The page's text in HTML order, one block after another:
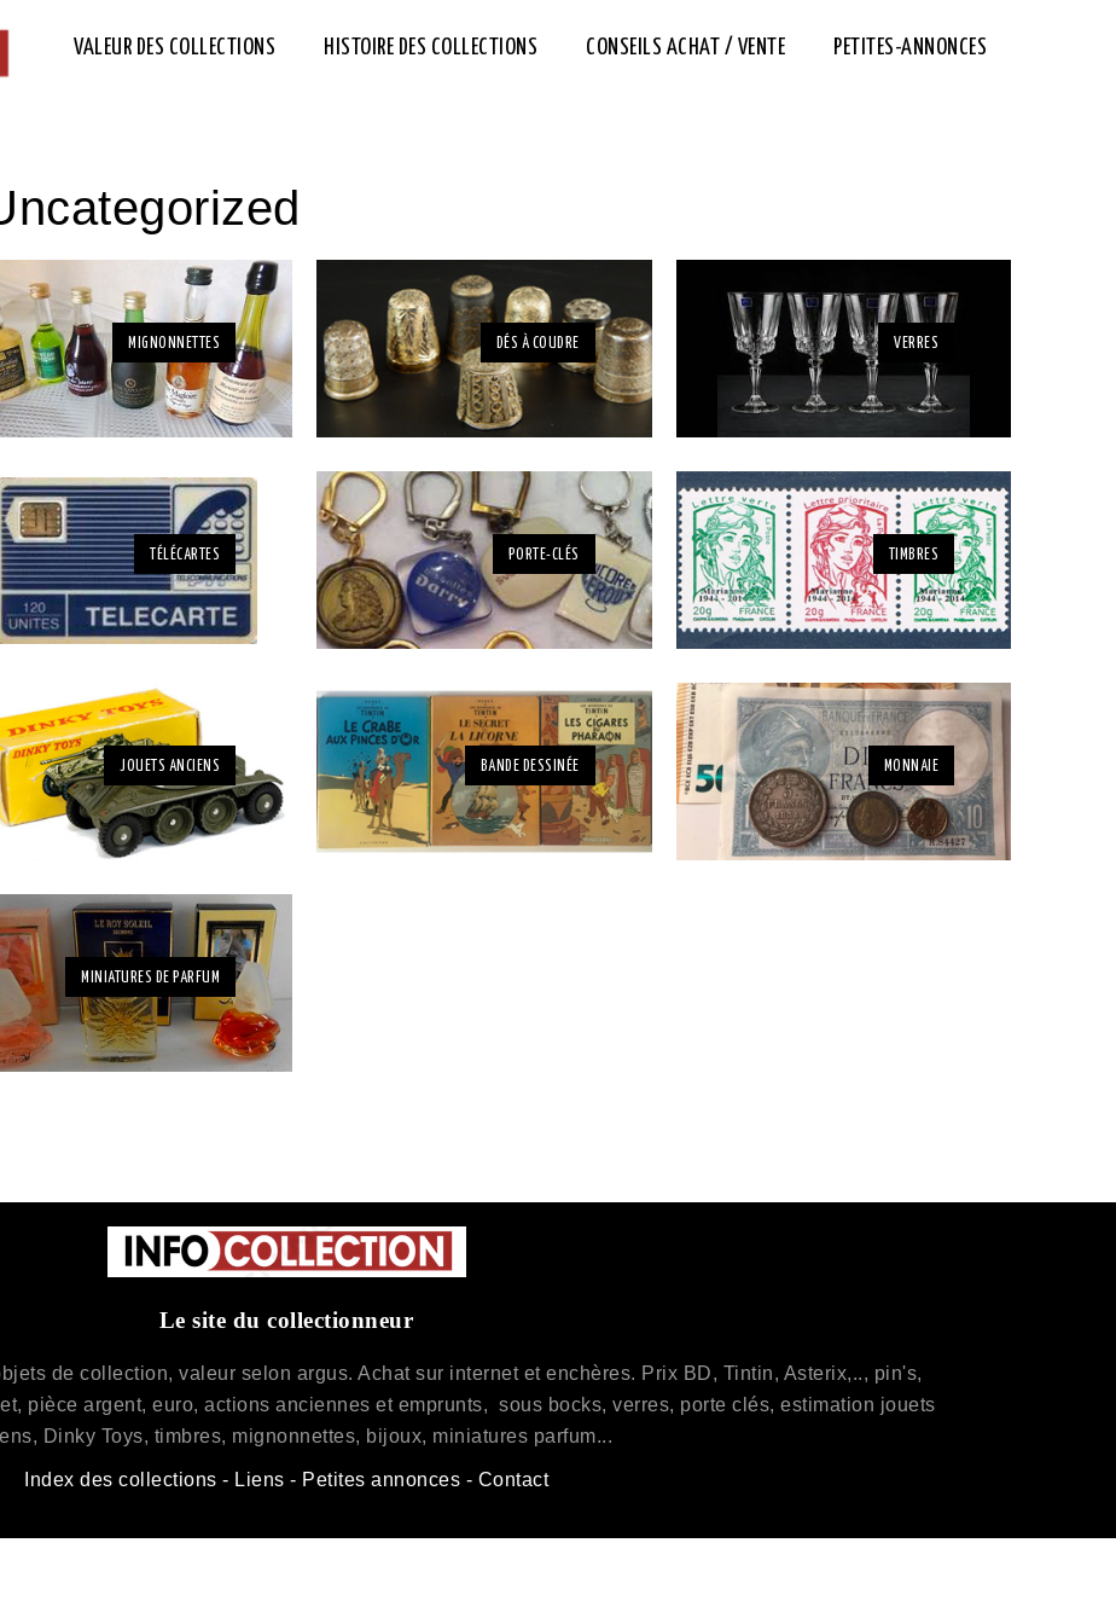
VALEUR DES COLLECTIONS HISTOIRE DES COLLECTIONS CONSEILS ACHAT / VENTE PETITES-ANNONCES
MIGNONNETTES DÉS À COUDRE VERRES
TÉLÉCARTES PORTE-CLÉS TIMBRES
JOUETS ANCIENS BANDE DESSINÉE MONNAIE
MINIATURES DE PARFUM
Le site du collectionneur
de collection, valeur selon argus. Achat sur internet et enchères. Prix BD, Tintin, Asterix,.., pin's,
pièce argent, euro, actions anciennes et emprunts, sous bocks, verres, porte clés, estimation jouets
Dinky Toys, timbres, mignonnettes, bijoux, miniatures parfum...
Index des collections - Liens - Petites annonces - Contact